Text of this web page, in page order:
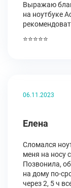
Выражаю
на ноутбуке
⭐⭐⭐⭐⭐
06.11.2023
Елена
Сломался
меня на носу
Позвонила,
на дому по-
через 2, 5 ч